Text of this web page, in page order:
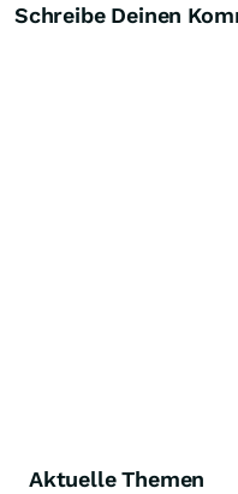
Schreibe Deinen
Aktuelle Themen